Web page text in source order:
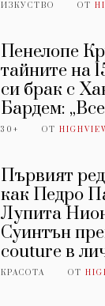
ИЗКУСТВО ОТ
Пенелопе
тайните на
си брак с
Бардем:
30+ ОТ
Първият
как Педро
Лупита
Суинтън
couture в
КРАСОТА ОТ